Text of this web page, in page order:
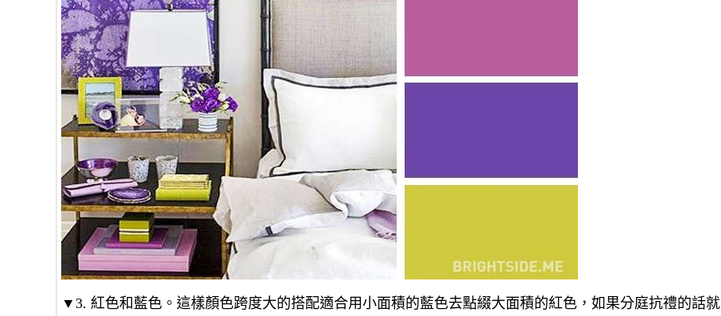
▼3. 紅色和藍色。這樣顏色跨度大的搭配適合用小面積的藍色去點綴大面積的紅色，如果分庭抗禮的話就